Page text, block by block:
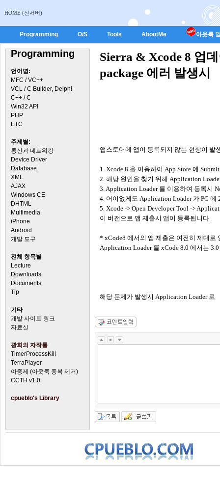
HOME (신서버)
Programming O/S Tools AboutMe 아웃룩
Programming
언어별:
MFC / VC++
VCL / C Builder, Delphi
C++ / C
Win32 API
PHP
ETC
주제별:
통신과 네트워킹
Device Driver
Database
XML
AJAX
Windows CE
DHTML
Multimedia
iPhone
Android
개발 도구
전체 항목별
Lecture
Downloads
Documents
Tip
기타
개발 사이트 링크
자료실
광희의 자작툴
TimerProcessKill
TerraPlayer
아중제 (아웃룩 중복 제거)
CCTH v1.0
cpueblo's Library
Sierra & Xcode 8 업
package 에러 발생시
앱스토어에 앱이 등록되지 않는 현상이 발
1. Xcode 8 을 이용하여 App Store 에
2. 해당 원인을 찾기 위해 Application
3. Application Loader 를 이용하여 등록시
4. 어이없게도 Application Loader 가 PC
5. Xcode -> Open Developer Tool ->
이 버전으로 앱 제출시 앱이 등록됩니다.
* xCode8 에서의 앱 제출은 여전히 제대로
Application Loader 를 xCode 8.0 에서는
해당 문제가 발생시 Application Loader 로